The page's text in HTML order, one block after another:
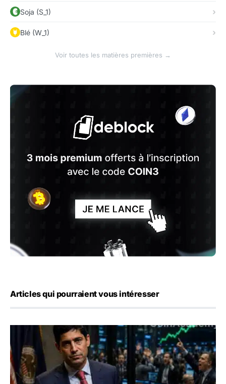
Soja (S_1)
Blé (W_1)
Voir toutes les matières premières →
Articles qui pourraient vous intéresser
Emploi américain : 23 000 postes détruits en juillet, les